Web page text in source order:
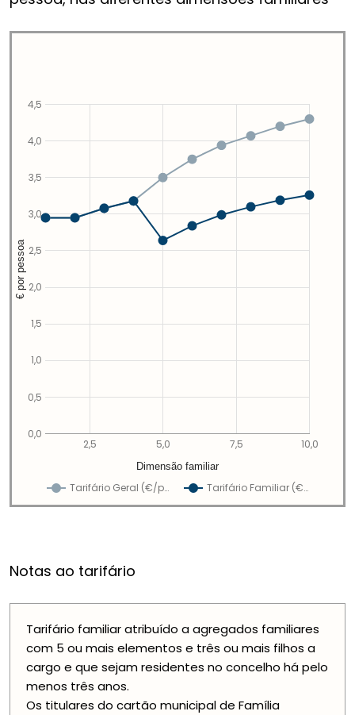
Tarifário Geral (€/p… Tarifário Familiar (€…
2,5 5,0 7,5 10,0
0,0
0,5
1,0
1,5
2,0
2,5
3,0
3,5
4,0
4,5
Dimensão familiar
€ por pessoa
Notas ao tarifário
Tarifário familiar atribuído a agregados familiares
com 5 ou mais elementos e três ou mais filhos a
cargo e que sejam residentes no concelho há pelo
menos três anos.
Os titulares do cartão municipal de Família